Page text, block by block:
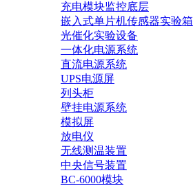
充电模块监控底层
嵌入式单片机传感器实验箱
光催化实验设备
一体化电源系统
直流电源系统
UPS电源屏
列头柜
壁挂电源系统
模拟屏
放电仪
无线测温装置
中央信号装置
BC-6000模块